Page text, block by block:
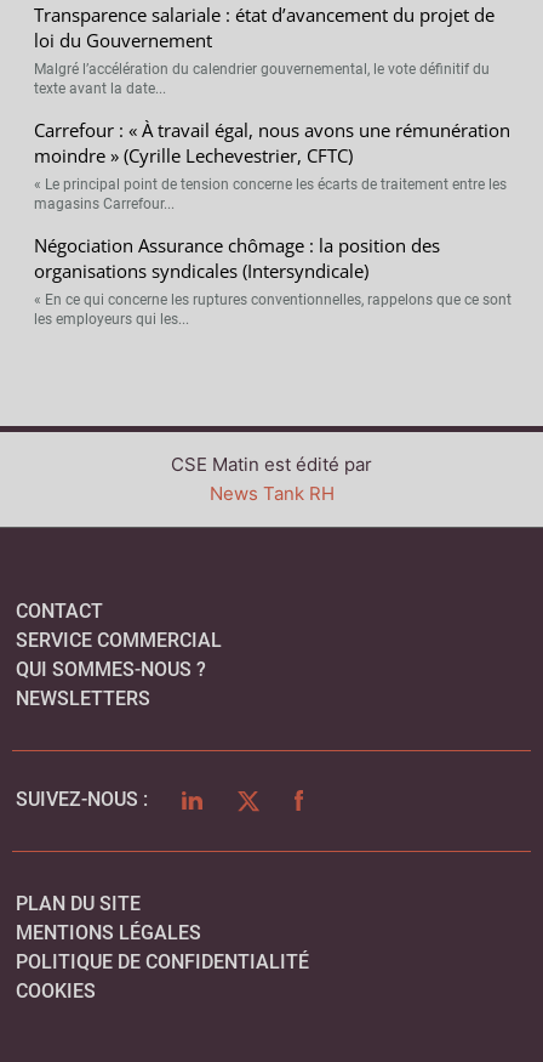
Transparence salariale : état d’avancement du projet de
loi du Gouvernement
Malgré l’accélération du calendrier gouvernemental, le vote définitif du
texte avant la date...
Carrefour : « À travail égal, nous avons une rémunération
moindre » (Cyrille Lechevestrier, CFTC)
« Le principal point de tension concerne les écarts de traitement entre les
magasins Carrefour...
Négociation Assurance chômage : la position des
organisations syndicales (Intersyndicale)
« En ce qui concerne les ruptures conventionnelles, rappelons que ce sont
les employeurs qui les...
CSE Matin est édité par
News Tank RH
CONTACT
SERVICE COMMERCIAL
QUI SOMMES-NOUS ?
NEWSLETTERS
SUIVEZ-NOUS : LINKEDINTWITTERFACEBOOK
PLAN DU SITE
MENTIONS LÉGALES
POLITIQUE DE CONFIDENTIALITÉ
COOKIES